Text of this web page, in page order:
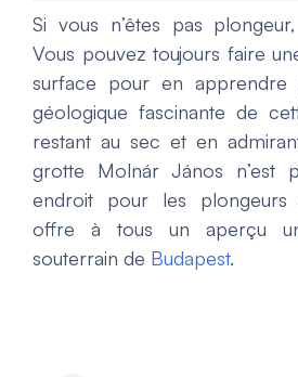
Si vous n’êtes pas
Vous pouvez toujours faire
surface pour en apprendre
géologique fascinante de
restant au sec et en
grotte Molnár János n’est
endroit pour les plongeurs
offre à tous un aperçu
souterrain de Budapest.